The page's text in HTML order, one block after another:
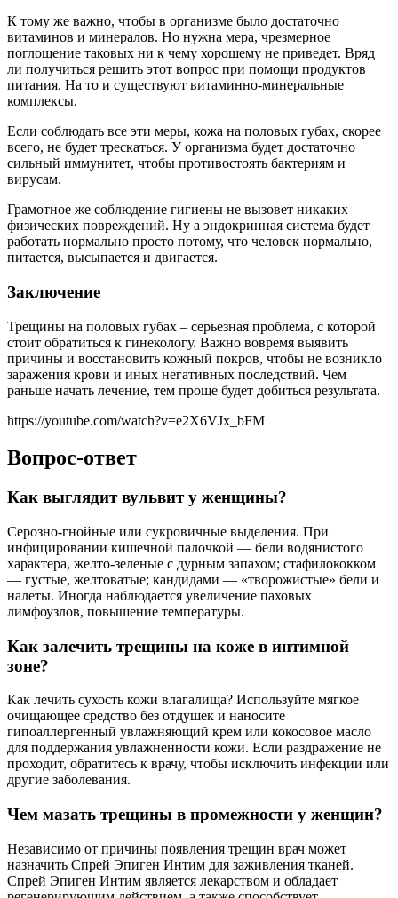
К тому же важно, чтобы в организме было достаточно
витаминов и минералов. Но нужна мера, чрезмерное
поглощение таковых ни к чему хорошему не приведет. Вряд
ли получиться решить этот вопрос при помощи продуктов
питания. На то и существуют витаминно-минеральные
комплексы.
Если соблюдать все эти меры, кожа на половых губах, скорее
всего, не будет трескаться. У организма будет достаточно
сильный иммунитет, чтобы противостоять бактериям и
вирусам.
Грамотное же соблюдение гигиены не вызовет никаких
физических повреждений. Ну а эндокринная система будет
работать нормально просто потому, что человек нормально,
питается, высыпается и двигается.
Заключение
Трещины на половых губах – серьезная проблема, с которой
стоит обратиться к гинекологу. Важно вовремя выявить
причины и восстановить кожный покров, чтобы не возникло
заражения крови и иных негативных последствий. Чем
раньше начать лечение, тем проще будет добиться результата.
https://youtube.com/watch?v=e2X6VJx_bFM
Вопрос-ответ
Как выглядит вульвит у женщины?
Серозно-гнойные или сукровичные выделения. При
инфицировании кишечной палочкой — бели водянистого
характера, желто-зеленые с дурным запахом; стафилококком
— густые, желтоватые; кандидами — «творожистые» бели и
налеты. Иногда наблюдается увеличение паховых
лимфоузлов, повышение температуры.
Как залечить трещины на коже в интимной
зоне?
Как лечить сухость кожи влагалища? Используйте мягкое
очищающее средство без отдушек и наносите
гипоаллергенный увлажняющий крем или кокосовое масло
для поддержания увлажненности кожи. Если раздражение не
проходит, обратитесь к врачу, чтобы исключить инфекции или
другие заболевания.
Чем мазать трещины в промежности у женщин?
Независимо от причины появления трещин врач может
назначить Спрей Эпиген Интим для заживления тканей.
Спрей Эпиген Интим является лекарством и обладает